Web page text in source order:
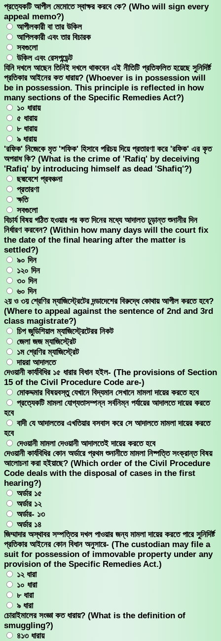
প্রত্যেকটি আপীল মেমোতে স্বাক্ষর করবে কে? (Who will sign every
appeal memo?)
আপীলকারী বা তার উকিল
আপিলকারী এবং তার বিচারক
সবগুলো
উকিল এবং রেসপন্ডেন্ট
যিনি দখলে আছেন তিনিই দখলে থাকবেন এই নীতিটি প্রতিফলিত হয়েছে সুনিদির্ষ্ট
প্রতিকার আইনের কত ধারায়? (Whoever is in possession will
be in possession. This principle is reflected in how
many sections of the Specific Remedies Act?)
১০ ধারায়
৫ ধারায়
৮ ধারায়
৯ ধারায়
'রফিক' নিজেকে মৃত 'শফিক' হিসাবে পরিচয় দিয়ে প্রতারণা করে 'রফিক' এর কৃত
অপরাধ কি? (What is the crime of 'Rafiq' by deceiving
'Rafiq' by introducing himself as dead 'Shafiq'?)
ছদ্মবেশে প্রবঞ্চনা
প্রতারণা
ক্ষতি
সবগুলো
বিচার্য বিষয় গঠিত হওয়ার পর কত দিনের মধ্যে আদালত চুড়ান্ত শুনানীর দিন
নির্ধারণ করবেন? (Within how many days will the court fix
the date of the final hearing after the matter is
settled?)
৯০ দিন
১২০ দিন
৩০ দিন
৬০ দিন
২য় ও ৩য় শ্রেণির ম্যাজিস্ট্রেটের দন্ডাদেশের বিরুদ্ধে কোথায় আপীল করতে হবে?
(Where to appeal against the sentence of 2nd and 3rd
class magistrate?)
চিপ জুডিশিয়াল ম্যাজিস্ট্রেটেরর নিকট
জেলা জজ ম্যাজিস্ট্রেট
১ম শ্রেণির ম্যাজিস্ট্রেট
দায়রা আদালতে
দেওয়ানী কার্যবিধির ১৫ ধারার বিধান হইল- (The provisions of Section
15 of the Civil Procedure Code are-)
মোকদ্দমার বিষয়বস্তু যেখানে বিদ্যমান সেখানে মামলা দায়ের করতে হবে
প্রত্যেকটি মামলা যোগ্যতাসম্পন্ন সর্বনিম্ন পর্যায়ের আদালতে দায়ের করতে
হবে
বাদী যে আদালতের এখতিয়ার বসবাস করে সে আদালতে মামলা দায়ের করতে
হবে
দেওয়ানী মামলা দেওয়ানী আদালতেই দায়ের করতে হবে
দেওয়ানী কার্যবিধির কোন অর্ডারে প্রথম শুনানীতে মামলা নিষ্পত্তি সংক্রান্ত বিষয়
আলোচনা করা হইয়াছে? (Which order of the Civil Procedure
Code deals with the disposal of cases in the first
hearing?)
অর্ডার ১৫
অর্ডার ১২
অর্ডার- ১৩
অর্ডার ১৪
জিম্মাদার অস্থাবর সম্পত্তির দখল পাওয়ার জন্য মামলা দায়ের করতে পারে সুনিদির্ষ্ট
প্রতিকার আইনের কোন বিধান অনুসারে- (The custodian may file a
suit for possession of immovable property under any
provision of the Specific Remedies Act.)
১২ ধারা
১০ ধারা
৮ ধারা
৯ ধারা
চোরাইমালের সংজ্ঞা কত ধারায়? (What is the definition of
smuggling?)
৪১৩ ধারায়